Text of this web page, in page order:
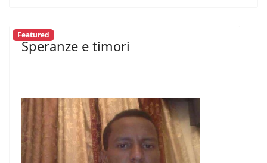
Featured
Speranze e timori